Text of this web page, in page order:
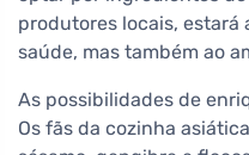
produtores locais, estará
saúde, mas também ao
As possibilidades de
Os fãs da cozinha